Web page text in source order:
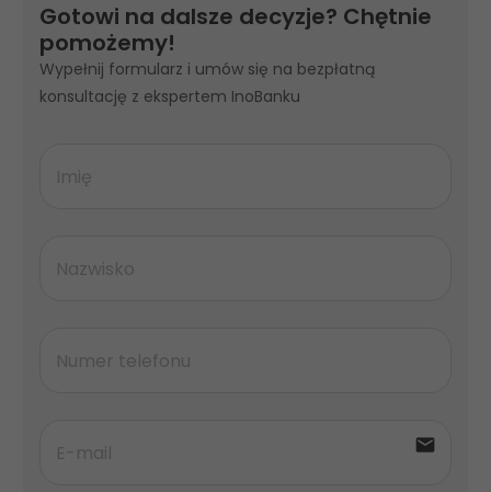
Gotowi na dalsze decyzje? Chętnie
pomożemy!
Wypełnij formularz i umów się na bezpłatną
konsultację z ekspertem InoBanku
email